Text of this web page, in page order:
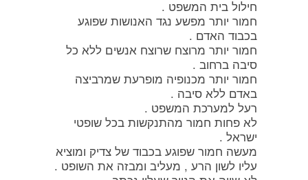
חילול בית המשפט .
חמור יותר מפשע נגד האנושות שפוגע
בכבוד האדם .
חמור יותר מרוצח שרוצח אנשים ללא כל
סיבה ברחוב .
חמור יותר מכנופיה מופרעת שמרביצה
באדם ללא סיבה .
רעל למערכת המשפט .
לא פחות חמור מהתנקשות בכל שופטי
ישראל .
מעשה חמור שפוגע בכבוד של צדיק ומוציא
עליו לשון הרע , מעליב ומבזה את השופט .